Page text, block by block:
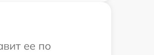
ее по